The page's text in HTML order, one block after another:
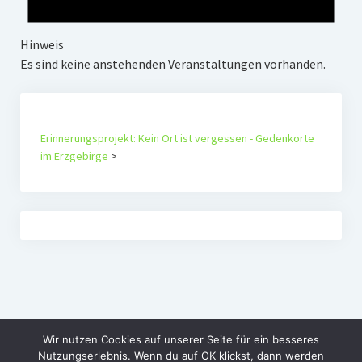
Hinweis
Es sind keine anstehenden Veranstaltungen vorhanden.
Erinnerungsprojekt: Kein Ort ist vergessen - Gedenkorte
im Erzgebirge >
Wir nutzen Cookies auf unserer Seite für ein besseres
Nutzungserlebnis. Wenn du auf OK klickst, dann werden